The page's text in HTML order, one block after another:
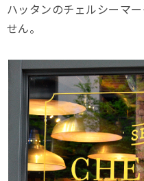
ハッタンのチェルシーマ
せん。